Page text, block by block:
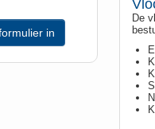
De
in